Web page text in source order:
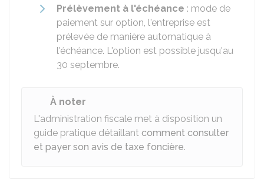
Prélèvement à l'échéance : mode de
paiement sur option, l'entreprise est
prélevée de manière automatique à
l'échéance. L'option est possible jusqu'au
30 septembre.
À noter
L'administration fiscale met à disposition un
guide pratique détaillant comment consulter
et payer son avis de taxe foncière.